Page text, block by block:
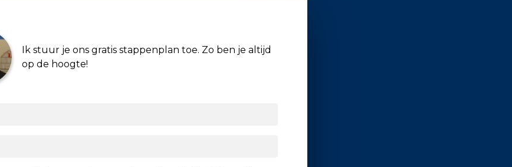
Ik stuur je ons gratis stappenplan toe. Zo ben je altijd
op de hoogte!